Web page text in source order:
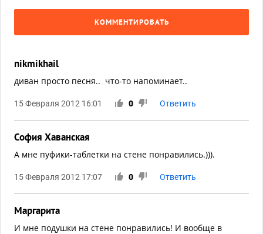
КОММЕНТИРОВАТЬ
nikmikhail
диван просто песня.. что-то напоминает..
15 Февраля 2012 16:01 0 Ответить
София Хаванская
А мне пуфики-таблетки на стене понравились.))).
15 Февраля 2012 17:07 0 Ответить
Маргарита
И мне подушки на стене понравились! И вообще в